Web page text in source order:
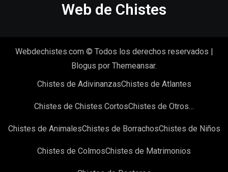
Web de Chistes
Webdechistes.com © Todos los derechos reservados
Blogus por Themeansar.
Chistes de AdivinanzasChistes de Atlantes
Chistes de Chistes CortosChistes de Otros…
Chistes de AnimalesChistes de BorrachosChistes de Niños
Chistes de ColmosChistes de Matrimonios